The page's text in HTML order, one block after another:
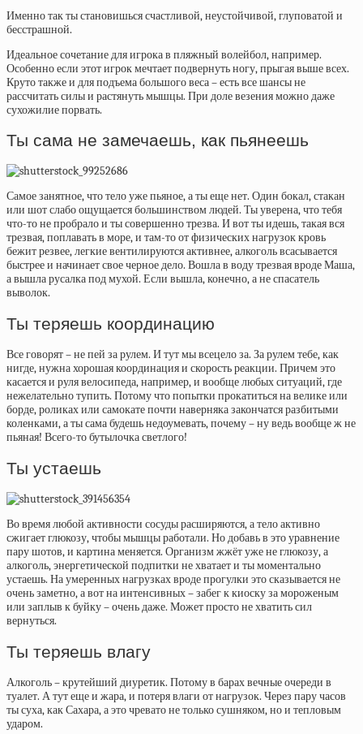
Именно так ты становишься счастливой, неустойчивой, глуповатой и
бесстрашной.
Идеальное сочетание для игрока в пляжный волейбол, например.
Особенно если этот игрок мечтает подвернуть ногу, прыгая выше всех.
Круто также и для подъема большого веса – есть все шансы не
рассчитать силы и растянуть мышцы. При доле везения можно даже
сухожилие порвать.
Ты сама не замечаешь, как пьянеешь
Самое занятное, что тело уже пьяное, а ты еще нет. Один бокал, стакан
или шот слабо ощущается большинством людей. Ты уверена, что тебя
что-то не пробрало и ты совершенно трезва. И вот ты идешь, такая вся
трезвая, поплавать в море, и там-то от физических нагрузок кровь
бежит резвее, легкие вентилируются активнее, алкоголь всасывается
быстрее и начинает свое черное дело. Вошла в воду трезвая вроде Маша,
а вышла русалка под мухой. Если вышла, конечно, а не спасатель
выволок.
Ты теряешь координацию
Все говорят – не пей за рулем. И тут мы всецело за. За рулем тебе, как
нигде, нужна хорошая координация и скорость реакции. Причем это
касается и руля велосипеда, например, и вообще любых ситуаций, где
нежелательно тупить. Потому что попытки прокатиться на велике или
борде, роликах или самокате почти наверняка закончатся разбитыми
коленками, а ты сама будешь недоумевать, почему – ну ведь вообще ж не
пьяная! Всего-то бутылочка светлого!
Ты устаешь
Во время любой активности сосуды расширяются, а тело активно
сжигает глюкозу, чтобы мышцы работали. Но добавь в это уравнение
пару шотов, и картина меняется. Организм жжёт уже не глюкозу, а
алкоголь, энергетической подпитки не хватает и ты моментально
устаешь. На умеренных нагрузках вроде прогулки это сказывается не
очень заметно, а вот на интенсивных – забег к киоску за мороженым
или заплыв к буйку – очень даже. Может просто не хватить сил
вернуться.
Ты теряешь влагу
Алкоголь – крутейший диуретик. Потому в барах вечные очереди в
туалет. А тут еще и жара, и потеря влаги от нагрузок. Через пару часов
ты суха, как Сахара, а это чревато не только сушняком, но и тепловым
ударом.